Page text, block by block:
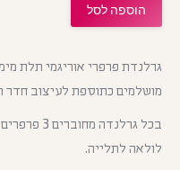
גרלנדת פרפרי אוריגמי תלת
מושלמים כתוספת לעיצוב חדר
בכל
לולאה לתלייה.
הוספה לסל